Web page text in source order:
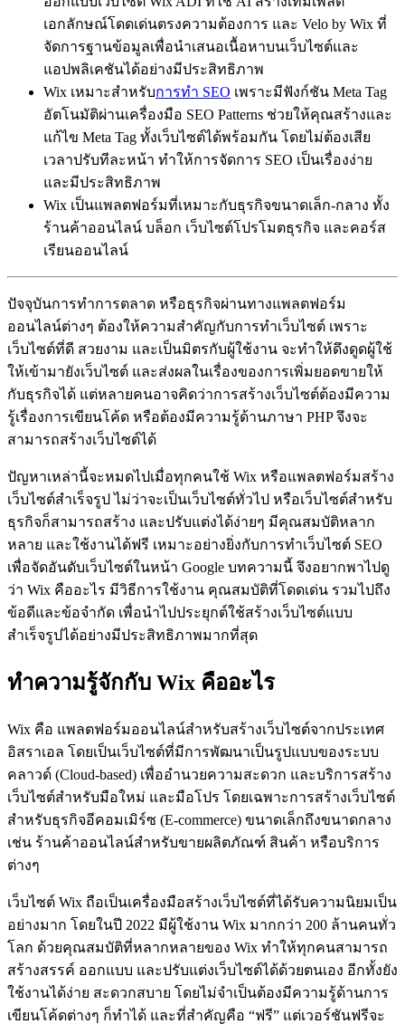
เอกลักษณ์โดดเด่นตรงความต้องการ และ Velo by Wix ที่
จัดการฐานข้อมูลเพื่อนำเสนอเนื้อหาบนเว็บไซต์และ
แอปพลิเคชันได้อย่างมีประสิทธิภาพ
Wix เหมาะสำหรับการทำ SEO เพราะมีฟังก์ชัน Meta Tag
อัตโนมัติผ่านเครื่องมือ SEO Patterns ช่วยให้คุณสร้างและ
แก้ไข Meta Tag ทั้งเว็บไซต์ได้พร้อมกัน โดยไม่ต้องเสีย
เวลาปรับทีละหน้า ทำให้การจัดการ SEO เป็นเรื่องง่าย
และมีประสิทธิภาพ
Wix เป็นแพลตฟอร์มที่เหมาะกับธุรกิจขนาดเล็ก-กลาง ทั้ง
ร้านค้าออนไลน์ บล็อก เว็บไซต์โปรโมตธุรกิจ และคอร์ส
เรียนออนไลน์
ปัจจุบันการทำการตลาด หรือธุรกิจผ่านทางแพลตฟอร์ม
ออนไลน์ต่างๆ ต้องให้ความสำคัญกับการทำเว็บไซต์ เพราะ
เว็บไซต์ที่ดี สวยงาม และเป็นมิตรกับผู้ใช้งาน จะทำให้ดึงดูดผู้ใช้
ให้เข้ามายังเว็บไซต์ และส่งผลในเรื่องของการเพิ่มยอดขายให้
กับธุรกิจได้ แต่หลายคนอาจคิดว่าการสร้างเว็บไซต์ต้องมีความ
รู้เรื่องการเขียนโค้ด หรือต้องมีความรู้ด้านภาษา PHP จึงจะ
สามารถสร้างเว็บไซต์ได้
ปัญหาเหล่านี้จะหมดไปเมื่อทุกคนใช้ Wix หรือแพลตฟอร์มสร้าง
เว็บไซต์สำเร็จรูป ไม่ว่าจะเป็นเว็บไซต์ทั่วไป หรือเว็บไซต์สำหรับ
ธุรกิจก็สามารถสร้าง และปรับแต่งได้ง่ายๆ มีคุณสมบัติหลาก
หลาย และใช้งานได้ฟรี เหมาะอย่างยิ่งกับการทำเว็บไซต์ SEO
เพื่อจัดอันดับเว็บไซต์ในหน้า Google บทความนี้ จึงอยากพาไปดู
ว่า Wix คืออะไร มีวิธีการใช้งาน คุณสมบัติที่โดดเด่น รวมไปถึง
ข้อดีและข้อจำกัด เพื่อนำไปประยุกต์ใช้สร้างเว็บไซต์แบบ
สำเร็จรูปได้อย่างมีประสิทธิภาพมากที่สุด
ทำความรู้จักกับ Wix คืออะไร
Wix คือ แพลตฟอร์มออนไลน์สำหรับสร้างเว็บไซต์จากประเทศ
อิสราเอล โดยเป็นเว็บไซต์ที่มีการพัฒนาเป็นรูปแบบของระบบ
คลาวด์ (Cloud-based) เพื่ออำนวยความสะดวก และบริการสร้าง
เว็บไซต์สำหรับมือใหม่ และมือโปร โดยเฉพาะการสร้างเว็บไซต์
สำหรับธุรกิจอีคอมเมิร์ซ (E-commerce) ขนาดเล็กถึงขนาดกลาง
เช่น ร้านค้าออนไลน์สำหรับขายผลิตภัณฑ์ สินค้า หรือบริการ
ต่างๆ
เว็บไซต์ Wix ถือเป็นเครื่องมือสร้างเว็บไซต์ที่ได้รับความนิยมเป็น
อย่างมาก โดยในปี 2022 มีผู้ใช้งาน Wix มากกว่า 200 ล้านคนทั่ว
โลก ด้วยคุณสมบัติที่หลากหลายของ Wix ทำให้ทุกคนสามารถ
สร้างสรรค์ ออกแบบ และปรับแต่งเว็บไซต์ได้ด้วยตนเอง อีกทั้งยัง
ใช้งานได้ง่าย สะดวกสบาย โดยไม่จำเป็นต้องมีความรู้ด้านการ
เขียนโค้ดต่างๆ ก็ทำได้ และที่สำคัญคือ “ฟรี” แต่เวอร์ชันฟรีจะ